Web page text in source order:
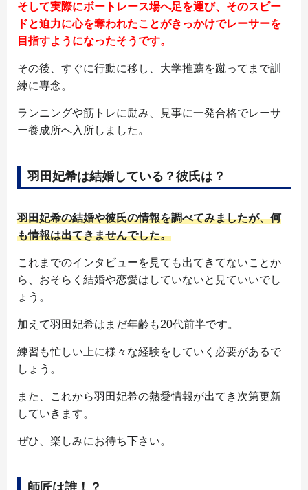
そして実際にボートレース場へ足を運び、そのスピー
ドと迫力に心を奪われたことがきっかけでレーサーを
目指すようになったそうです。
その後、すぐに行動に移し、大学推薦を蹴ってまで訓
練に専念。
ランニングや筋トレに励み、見事に一発合格でレーサ
ー養成所へ入所しました。
羽田妃希は結婚している？彼氏は？
羽田妃希の結婚や彼氏の情報を調べてみましたが、何
も情報は出てきませんでした。
これまでのインタビューを見ても出てきてないことか
ら、おそらく結婚や恋愛はしていないと見ていいでし
ょう。
加えて羽田妃希はまだ年齢も20代前半です。
練習も忙しい上に様々な経験をしていく必要があるで
しょう。
また、これから羽田妃希の熱愛情報が出てき次第更新
していきます。
ぜひ、楽しみにお待ち下さい。